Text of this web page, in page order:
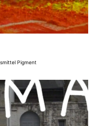
Pigment